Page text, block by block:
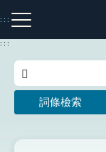
到
主
:::
注音索引圖示
:::
詞條檢索